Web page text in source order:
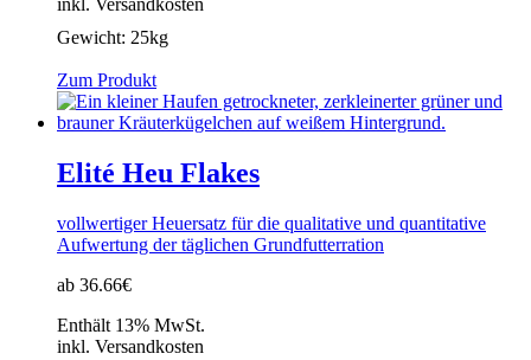
Gewicht: 25kg
Zum Produkt
Elité Heu Flakes
vollwertiger Heuersatz für die qualitative und quantitative
Aufwertung der täglichen Grundfutterration
ab 36.66€
Enthält 13% MwSt.
inkl. Versandkosten